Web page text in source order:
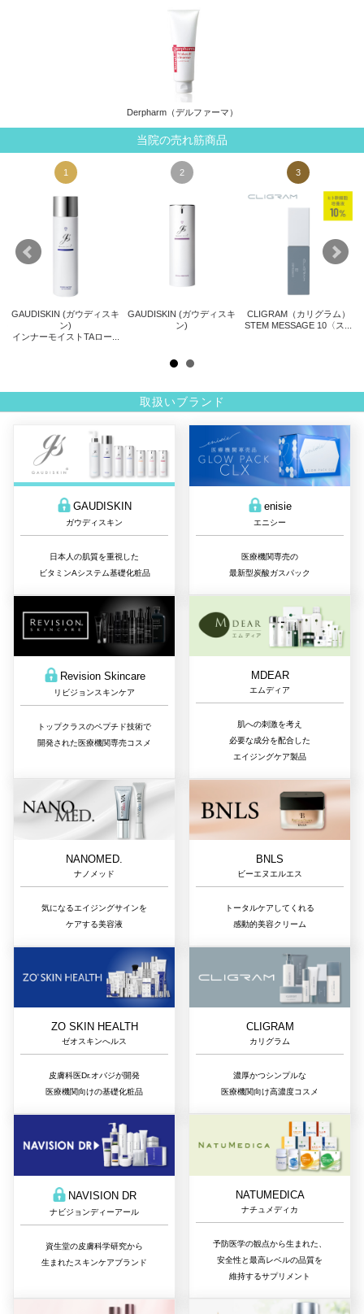
Derpharm（デルファーマ）
当院の売れ筋商品
1
GAUDISKIN (ガウディスキ
ン)
インナーモイストTAロー...
2
GAUDISKIN (ガウディスキ
ン)
3
CLIGRAM（カリグラム）
STEM MESSAGE 10〈ス...
取扱いブランド
GAUDISKIN
ガウディスキン
日本人の肌質を重視した
ビタミンAシステム基礎化粧品
enisie
エニシー
医療機関専売の
最新型炭酸ガスパック
Revision Skincare
リビジョンスキンケア
トップクラスのペプチド技術で
開発された医療機関専売コスメ
MDEAR
エムディア
肌への刺激を考え
必要な成分を配合した
エイジングケア製品
NANOMED.
ナノメッド
気になるエイジングサインを
ケアする美容液
BNLS
ビーエヌエルエス
トータルケアしてくれる
感動的美容クリーム
ZO SKIN HEALTH
ゼオスキンへルス
皮膚科医Dr.オバジが開発
医療機関向けの基礎化粧品
CLIGRAM
カリグラム
濃厚かつシンプルな
医療機関向け高濃度コスメ
NAVISION DR
ナビジョンディーアール
資生堂の皮膚科学研究から
生まれたスキンケアブランド
NATUMEDICA
ナチュメディカ
予防医学の観点から生まれた、
安全性と最高レベルの品質を
維持するサプリメント